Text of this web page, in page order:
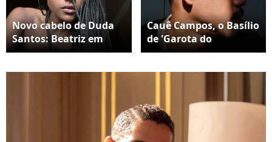
Novo cabelo de Duda
Santos: Beatriz em
'Garota do Momento',
gravações, a artista
Cauê Campos, o Basílio
de 'Garota do
Momento', também
Alessandra Poggi.